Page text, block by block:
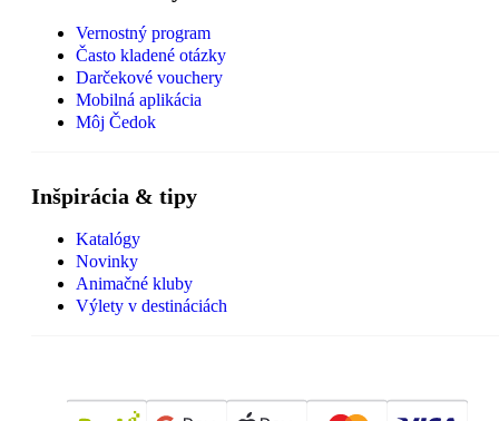
Vernostný program
Často kladené otázky
Darčekové vouchery
Mobilná aplikácia
Môj Čedok
Inšpirácia & tipy
Katalógy
Novinky
Animačné kluby
Výlety v destináciách